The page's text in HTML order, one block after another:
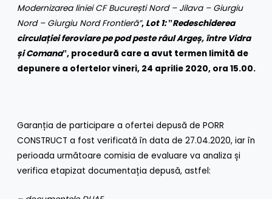
Modernizarea liniei CF București Nord – Jilava – Giurgiu
Nord – Giurgiu Nord Frontieră”, Lot 1: ˮRedeschiderea
circulației feroviare pe pod peste râul Argeș, între Vidra
și Comanaˮ, procedură care a avut termen limită de
depunere a ofertelor vineri, 24 aprilie 2020, ora 15.00.
Garanția de participare a ofertei depusă de PORR
CONSTRUCT a fost verificată în data de 27.04.2020, iar în
perioada următoare comisia de evaluare va analiza și
verifica etapizat documentația depusă, astfel: